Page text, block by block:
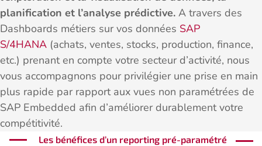
planification et l’analyse prédictive. A travers des
Dashboards métiers sur vos données SAP
S/4HANA (achats, ventes, stocks, production, finance,
etc.) prenant en compte votre secteur d’activité, nous
vous accompagnons pour privilégier une prise en main
plus rapide par rapport aux vues non paramétrées de
SAP Embedded afin d’améliorer durablement votre
compétitivité.
Les bénéfices d’un reporting pré-paramétré